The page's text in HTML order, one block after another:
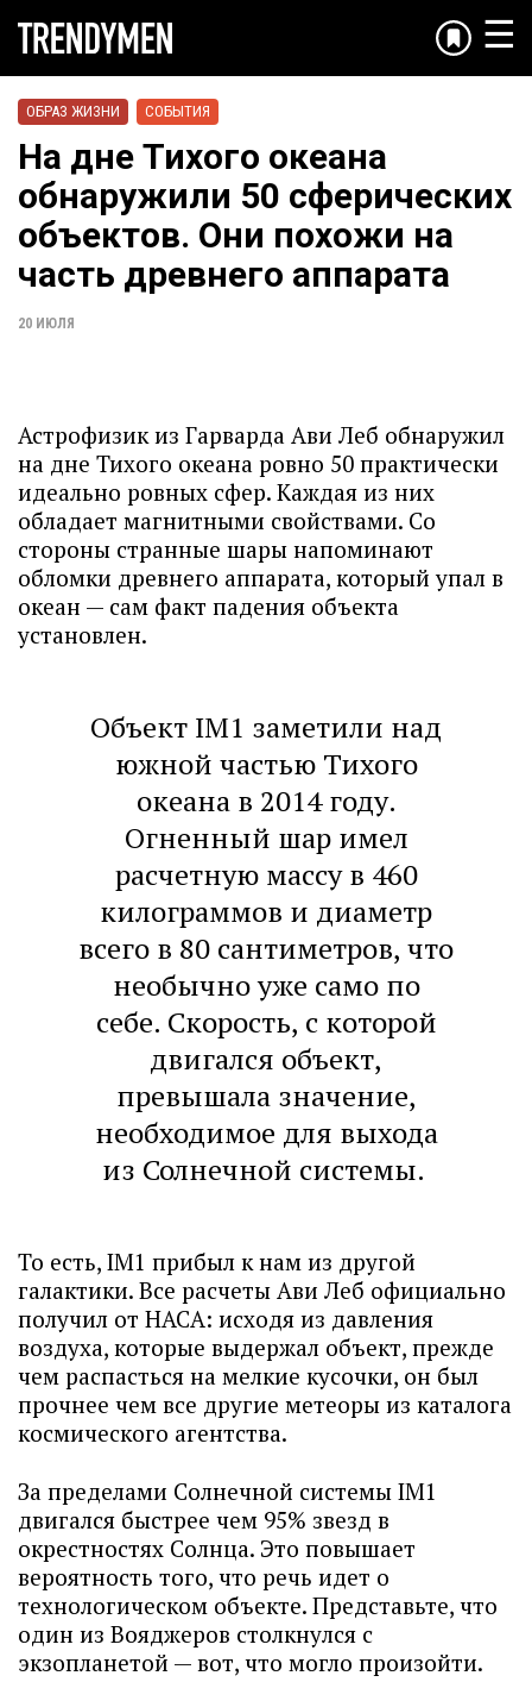
☰
ОБРАЗ ЖИЗНИ СОБЫТИЯ
На дне Тихого океана
обнаружили 50 сферических
объектов. Они похожи на
часть древнего аппарата
20 ИЮЛЯ
Астрофизик из Гарварда Ави Леб обнаружил
на дне Тихого океана ровно 50 практически
идеально ровных сфер. Каждая из них
обладает магнитными свойствами. Со
стороны странные шары напоминают
обломки древнего аппарата, который упал в
океан — сам факт падения объекта
установлен.
Объект IM1 заметили над
южной частью Тихого
океана в 2014 году.
Огненный шар имел
расчетную массу в 460
килограммов и диаметр
всего в 80 сантиметров, что
необычно уже само по
себе. Скорость, с которой
двигался объект,
превышала значение,
необходимое для выхода
из Солнечной системы.
То есть, IM1 прибыл к нам из другой
галактики. Все расчеты Ави Леб официально
получил от НАСА: исходя из давления
воздуха, которые выдержал объект, прежде
чем распасться на мелкие кусочки, он был
прочнее чем все другие метеоры из каталога
космического агентства.
За пределами Солнечной системы IM1
двигался быстрее чем 95% звезд в
окрестностях Солнца. Это повышает
вероятность того, что речь идет о
технологическом объекте. Представьте, что
один из Вояджеров столкнулся с
экзопланетой — вот, что могло произойти.